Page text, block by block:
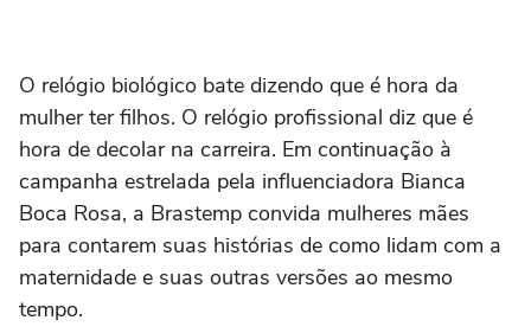
O relógio biológico bate dizendo que é hora da
mulher ter filhos. O relógio profissional diz que é
hora de decolar na carreira. Em continuação à
campanha estrelada pela influenciadora Bianca
Boca Rosa, a Brastemp convida mulheres mães
para contarem suas histórias de como lidam com a
maternidade e suas outras versões ao mesmo
tempo.